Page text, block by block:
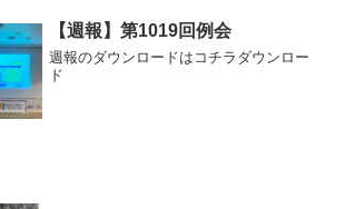
【週報】第1019回例会
週報のダウンロードはコチラダウンロー
ド